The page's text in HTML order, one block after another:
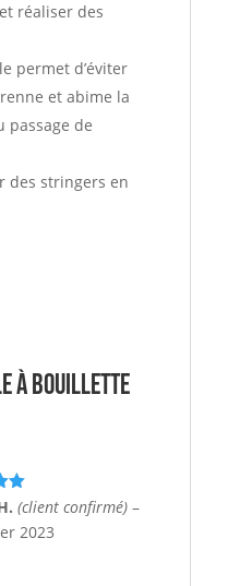
réaliser des
permet d’éviter
et abime la
passage de
des stringers en
à bouillette
(client confirmé) –
2023